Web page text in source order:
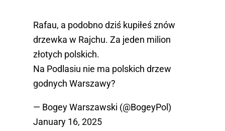
Rafau, a podobno dziś kupiłeś znów
drzewka w Rajchu. Za jeden milion
złotych polskich.
Na Podlasiu nie ma polskich drzew
godnych Warszawy?
— Bogey Warszawski (@BogeyPol)
January 16, 2025